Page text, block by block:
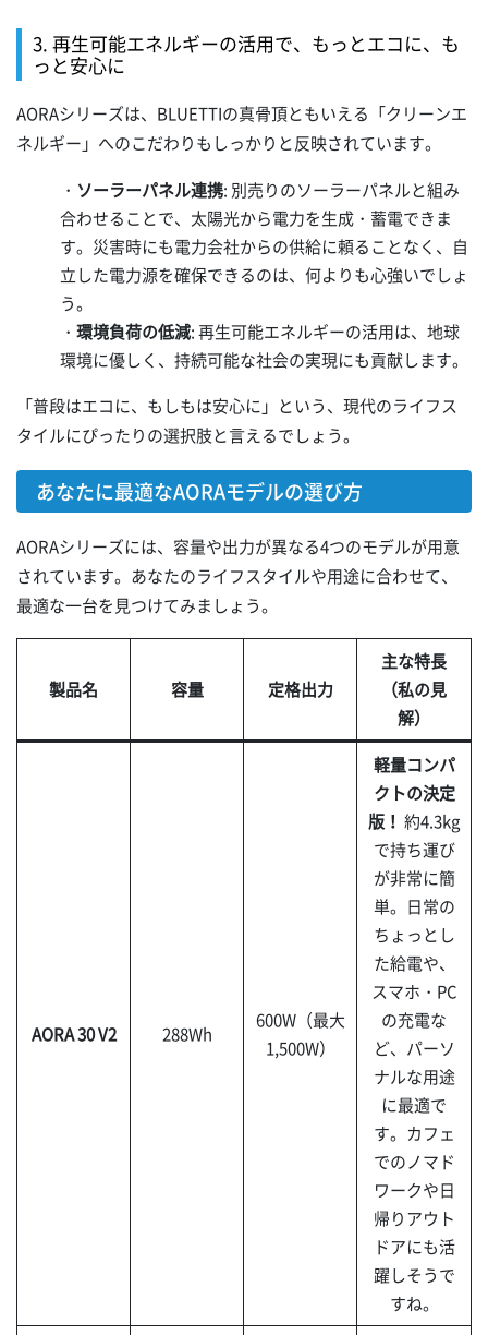
3. 再生可能エネルギーの活用で、もっとエコに、も
っと安心に
AORAシリーズは、BLUETTIの真骨頂ともいえる「クリーンエ
ネルギー」へのこだわりもしっかりと反映されています。
・ ソーラーパネル連携: 別売りのソーラーパネルと組み
合わせることで、太陽光から電力を生成・蓄電できま
す。災害時にも電力会社からの供給に頼ることなく、自
立した電力源を確保できるのは、何よりも心強いでしょ
う。
・ 環境負荷の低減: 再生可能エネルギーの活用は、地球
環境に優しく、持続可能な社会の実現にも貢献します。
「普段はエコに、もしもは安心に」という、現代のライフス
タイルにぴったりの選択肢と言えるでしょう。
あなたに最適なAORAモデルの選び方
AORAシリーズには、容量や出力が異なる4つのモデルが用意
されています。あなたのライフスタイルや用途に合わせて、
最適な一台を見つけてみましょう。
製品名 容量 定格出力
主な特長
（私の見
解）
AORA 30 V2 288Wh
600W（最大
1,500W）
軽量コンパ
クトの決定
版！ 約4.3kg
で持ち運び
が非常に簡
単。日常の
ちょっとし
た給電や、
スマホ・PC
の充電な
ど、パーソ
ナルな用途
に最適で
す。カフェ
でのノマド
ワークや日
帰りアウト
ドアにも活
躍しそうで
すね。